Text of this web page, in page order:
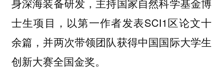
士生项目，以第一作者发表SCI1区论文十
余篇，并两次带领团队获得中国国际大学生
创新大赛全国金奖。